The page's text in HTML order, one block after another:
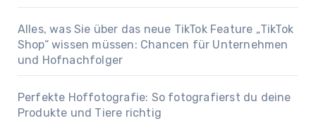
Alles, was Sie über das neue TikTok Feature „TikTok
Shop“ wissen müssen: Chancen für Unternehmen
und Hofnachfolger
Perfekte Hoffotografie: So fotografierst du deine
Produkte und Tiere richtig